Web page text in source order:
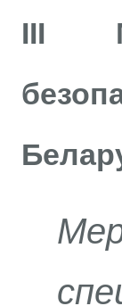
III